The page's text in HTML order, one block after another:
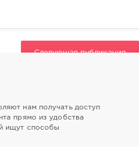
Следующая публикация
нам получать доступ
прямо из удобства
ищут способы